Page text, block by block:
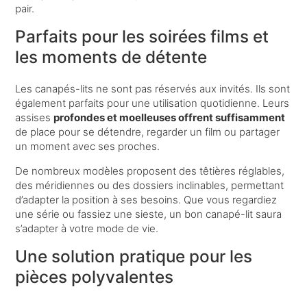
pair.
Parfaits pour les soirées films et
les moments de détente
Les canapés-lits ne sont pas réservés aux invités. Ils sont
également parfaits pour une utilisation quotidienne. Leurs
assises profondes et moelleuses offrent suffisamment
de place pour se détendre, regarder un film ou partager
un moment avec ses proches.
De nombreux modèles proposent des têtières réglables,
des méridiennes ou des dossiers inclinables, permettant
d’adapter la position à ses besoins. Que vous regardiez
une série ou fassiez une sieste, un bon canapé-lit saura
s’adapter à votre mode de vie.
Une solution pratique pour les
pièces polyvalentes